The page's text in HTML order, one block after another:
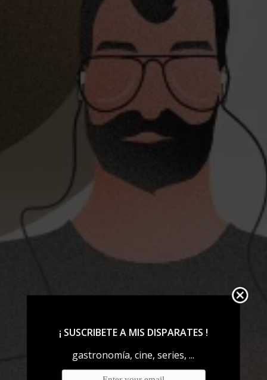
¡ SUSCRIBETE A MIS DISPARATES !
gastronomía, cine, series, ...